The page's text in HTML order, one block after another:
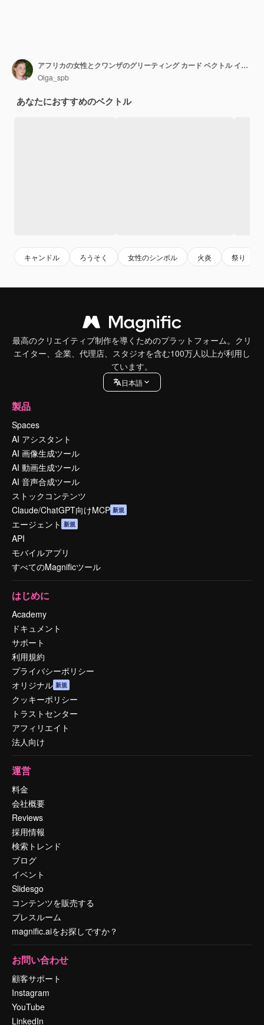
アフリカの女性とクワンザのグリーティング カード ベクトル イラスト幸せなクワンザ
Olga_spb
あなたにおすすめのベクトル
キャンドル ろうそく 女性のシンボル 火炎 祭り
最高のクリエイティブ制作を導くためのプラットフォーム。クリ
エイター、企業、代理店、スタジオを含む100万人以上が利用し
ています。
日本語
製品
Spaces
AI アシスタント
AI 画像生成ツール
AI 動画生成ツール
AI 音声合成ツール
ストックコンテンツ
Claude/ChatGPT向けMCP 新規
エージェント 新規
API
モバイルアプリ
すべてのMagnificツール
はじめに
Academy
ドキュメント
サポート
利用規約
プライバシーポリシー
オリジナル 新規
クッキーポリシー
トラストセンター
アフィリエイト
法人向け
運営
料金
会社概要
Reviews
採用情報
検索トレンド
ブログ
イベント
Slidesgo
コンテンツを販売する
プレスルーム
magnific.aiをお探しですか？
お問い合わせ
顧客サポート
Instagram
YouTube
LinkedIn